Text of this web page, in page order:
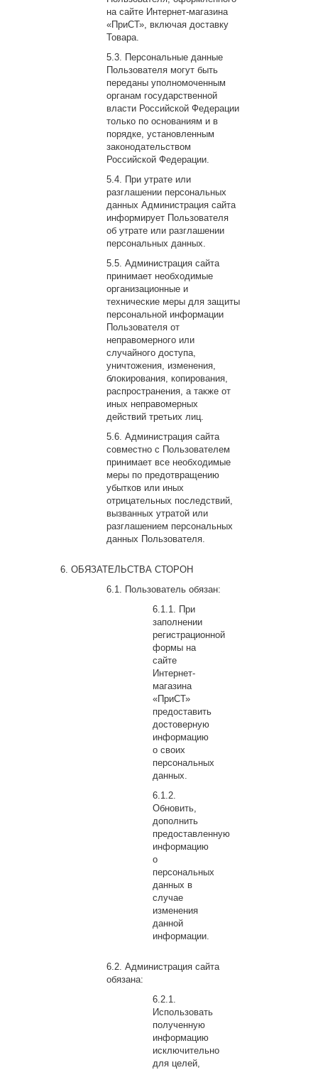
на сайте Интернет-магазина
«ПриСТ», включая доставку
Товара.
Персональные данные
Пользователя могут быть
переданы уполномоченным
органам государственной
власти Российской Федерации
только по основаниям и в
порядке, установленным
законодательством
Российской Федерации.
При утрате или
разглашении персональных
данных Администрация сайта
информирует Пользователя
об утрате или разглашении
персональных данных.
Администрация сайта
принимает необходимые
организационные и
технические меры для защиты
персональной информации
Пользователя от
неправомерного или
случайного доступа,
уничтожения, изменения,
блокирования, копирования,
распространения, а также от
иных неправомерных
действий третьих лиц.
Администрация сайта
совместно с Пользователем
принимает все необходимые
меры по предотвращению
убытков или иных
отрицательных последствий,
вызванных утратой или
разглашением персональных
данных Пользователя.
ОБЯЗАТЕЛЬСТВА СТОРОН
Пользователь обязан:
При
заполнении
регистрационной
формы на
сайте
Интернет-
магазина
«ПриСТ»
предоставить
достоверную
информацию
о своих
персональных
данных.
Обновить,
дополнить
предоставленную
информацию
о
персональных
данных в
случае
изменения
данной
информации.
Администрация сайта
обязана:
Использовать
полученную
информацию
исключительно
для целей,